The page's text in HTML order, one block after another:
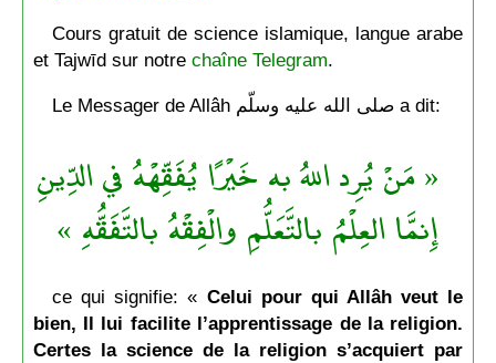
Cours gratuit de science islamique, langue arabe
et Tajwīd sur notre chaîne Telegram.
Le Messager de Allâh صلى الله عليه وسلّم a dit:
« مَنْ يُرِد اللهُ به خَيْرًا يُفَقِّهْهُ في الدِّينِ
إِنمَّا العِلْمُ بالتَّعَلُّمِ والْفِقْهُ بالتَّفَقُّهِ »
ce qui signifie: « Celui pour qui Allâh veut le
bien, Il lui facilite l’apprentissage de la religion.
Certes la science de la religion s’acquiert par